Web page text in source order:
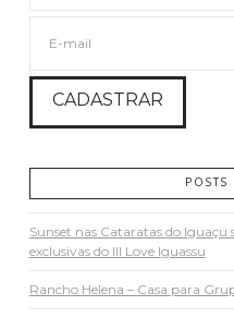
POSTS
Sunset nas Cataratas do Iguaçu
exclusivas do III Love Iguassu
Rancho Helena – Casa para